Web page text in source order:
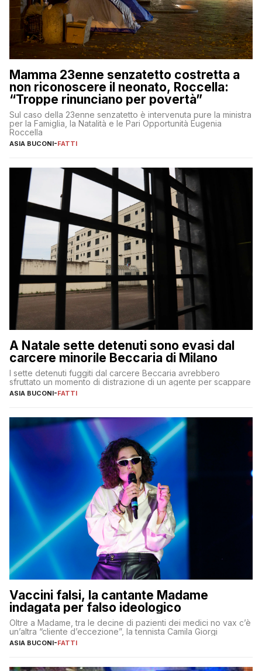
Mamma 23enne senzatetto costretta a
non riconoscere il neonato, Roccella:
“Troppe rinunciano per povertà”
Sul caso della 23enne senzatetto è intervenuta pure la ministra
per la Famiglia, la Natalità e le Pari Opportunità Eugenia
Roccella
ASIA BUCONI-FATTI
A Natale sette detenuti sono evasi dal
carcere minorile Beccaria di Milano
I sette detenuti fuggiti dal carcere Beccaria avrebbero
sfruttato un momento di distrazione di un agente per scappare
ASIA BUCONI-FATTI
Vaccini falsi, la cantante Madame
indagata per falso ideologico
Oltre a Madame, tra le decine di pazienti dei medici no vax c’è
un’altra “cliente d’eccezione”, la tennista Camila Giorgi
ASIA BUCONI-FATTI